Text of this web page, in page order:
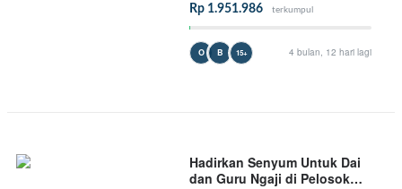
Rp 1.951.986 terkumpul
O B 15+ 4 bulan, 12 hari lagi
Hadirkan Senyum Untuk Dai
dan Guru Ngaji di Pelosok